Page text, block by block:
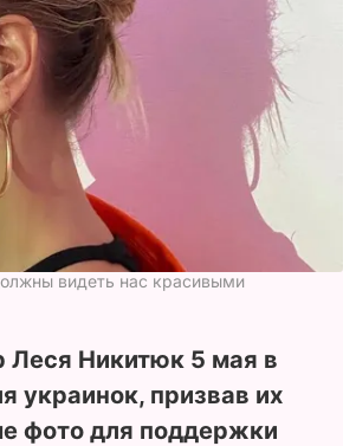
видеть нас красивыми
Леся Никитюк 5 мая в
украинок, призвав их
фото для поддержки